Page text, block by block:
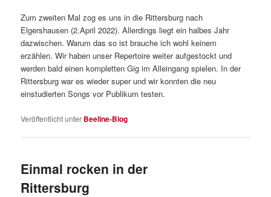
Zum zweiten Mal zog es uns in die Rittersburg nach
Elgershausen (2.April 2022). Allerdings liegt ein halbes Jahr
dazwischen. Warum das so ist brauche ich wohl keinem
erzählen. Wir haben unser Repertoire weiter aufgestockt und
werden bald einen kompletten Gig im Alleingang spielen. In der
Rittersburg war es wieder super und wir konnten die neu
einstudierten Songs vor Publikum testen.
Veröffentlicht unter Beeline-Blog
Einmal rocken in der
Rittersburg